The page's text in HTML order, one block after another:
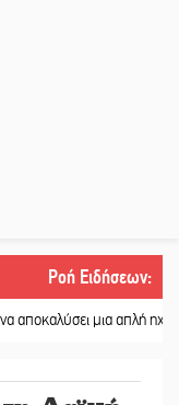
Ροή Ειδήσεων:
μια απλή ηχογράφηση